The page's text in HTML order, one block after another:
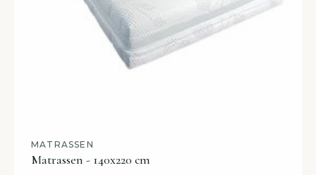
MATRASSEN
Matrassen - 140x220 cm